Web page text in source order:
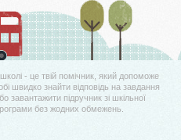
- це твій помічник, який допоможе
швидко знайти відповідь на завдання
завантажити підручник зі шкільної
без жодних обмежень.